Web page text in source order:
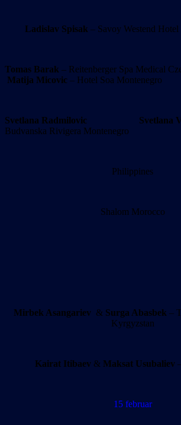
Ladislav Spisak – Savoy Westend
Tomas Barak – Reitenberger Spa Medical
Matija Micovic – Hotel Soa Montenegro
Svetlana Radmilovic Svetlana
Budvanska Rivigera Montenegro
Philippines
Shalom Morocco
Mirbek Asangariev& Surga Abasbek –
Kyrgyzstan
Kairat Itibaev & Maksat Usubaliev
15 februar